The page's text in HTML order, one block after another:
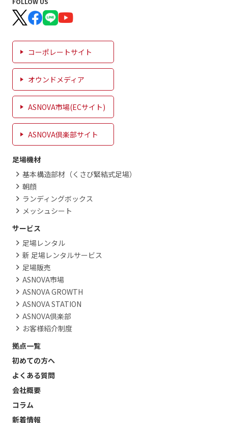
コーポレートサイト
オウンドメディア
ASNOVA市場(ECサイト)
ASNOVA倶楽部サイト
足場機材
基本構造部材（くさび緊結式足場）
朝顔
ランディングボックス
メッシュシート
サービス
足場レンタル
新 足場レンタルサービス
足場販売
ASNOVA市場
ASNOVA GROWTH
ASNOVA STATION
ASNOVA倶楽部
お客様紹介制度
拠点一覧
初めての方へ
よくある質問
会社概要
コラム
新着情報